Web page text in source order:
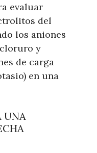
evaluar
del
los aniones
y
de carga
en una
UNA